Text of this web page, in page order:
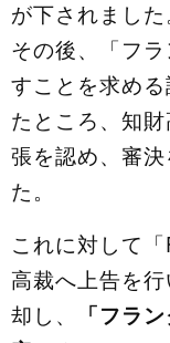
が下されました
その後、「フ
すことを求め
たところ、知
張を認め、審
た。
これに対して
高裁へ上告を
却し、
「フラ